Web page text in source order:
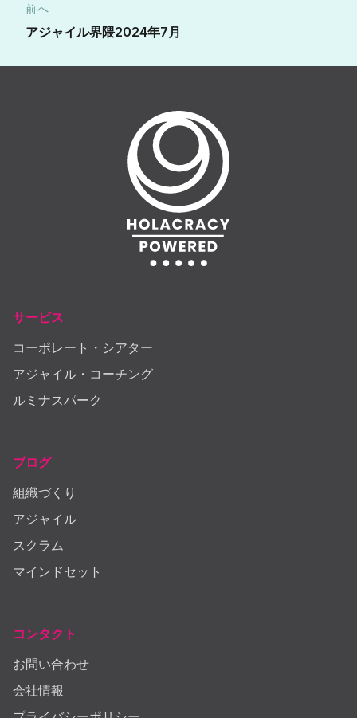
前へ
アジャイル界隈2024年7月
サービス
コーポレート・シアター
アジャイル・コーチング
ルミナスパーク
ブログ
組織づくり
アジャイル
スクラム
マインドセット
コンタクト
お問い合わせ
会社情報